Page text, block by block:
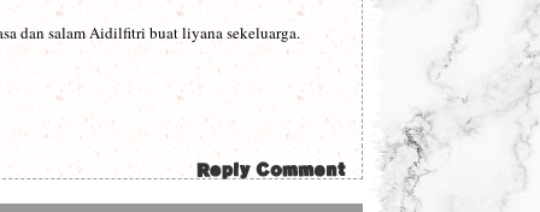
dan salam Aidilfitri buat liyana sekeluarga.